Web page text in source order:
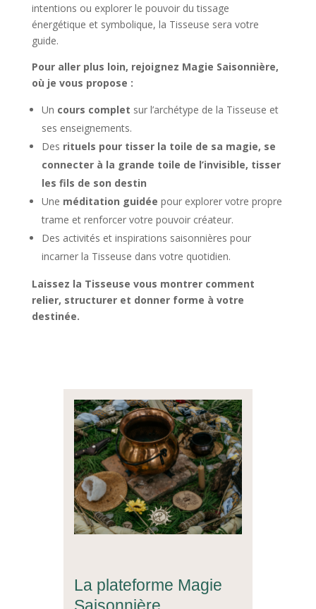
intentions ou explorer le pouvoir du tissage
énergétique et symbolique, la Tisseuse sera votre
guide.
Pour aller plus loin, rejoignez Magie Saisonnière,
où je vous propose :
Un cours complet sur l’archétype de la Tisseuse et
ses enseignements.
Des rituels pour tisser la toile de sa magie, se
connecter à la grande toile de l’invisible, tisser
les fils de son destin
Une méditation guidée pour explorer votre propre
trame et renforcer votre pouvoir créateur.
Des activités et inspirations saisonnières pour
incarner la Tisseuse dans votre quotidien.
Laissez la Tisseuse vous montrer comment
relier, structurer et donner forme à votre
destinée.
La plateforme Magie